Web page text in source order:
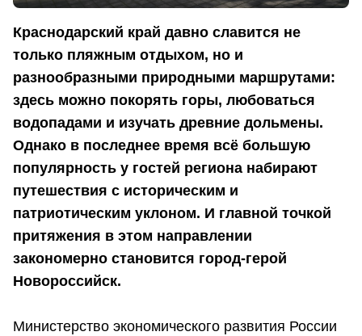
Краснодарский край давно славится не
только пляжным отдыхом, но и
разнообразными природными маршрутами:
здесь можно покорять горы, любоваться
водопадами и изучать древние дольмены.
Однако в последнее время всё большую
популярность у гостей региона набирают
путешествия с историческим и
патриотическим уклоном. И главной точкой
притяжения в этом направлении
закономерно становится город-герой
Новороссийск.
Министерство экономического развития России